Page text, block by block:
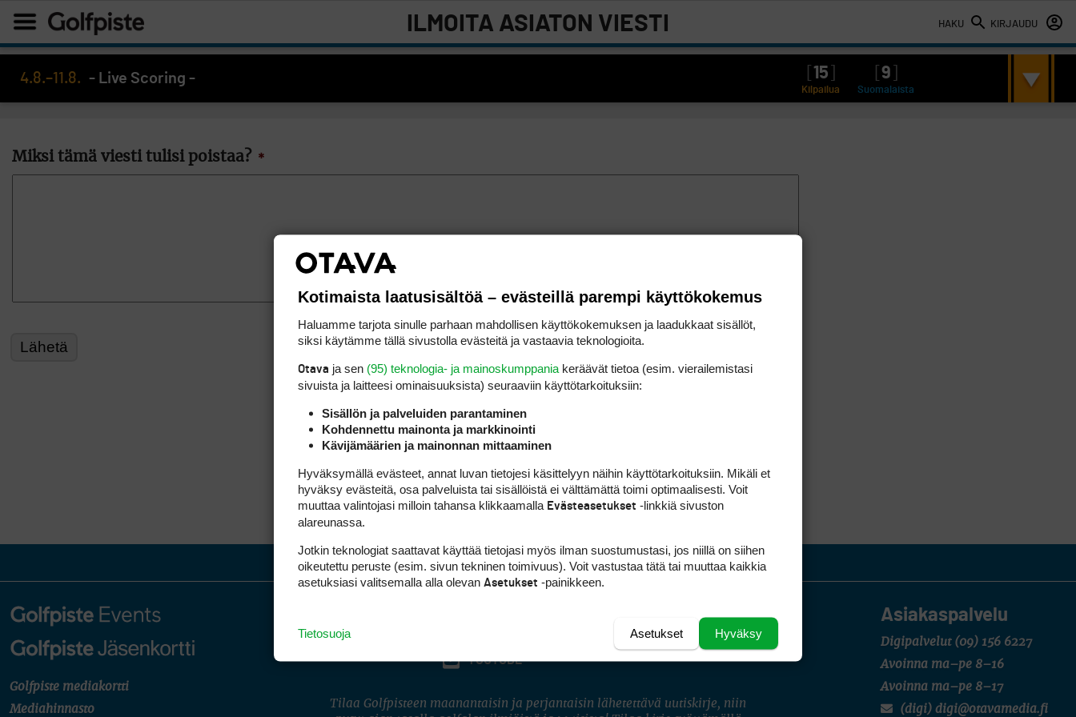
HAKU KIRJAUDU
ILMOITA ASIATON VIESTI
4.8.–11.8. - Live Scoring - 15 9
Kilpailua Suomalaista
Miksi tämä viesti tulisi poistaa? *
Golfpiste mediakortti
Mediahinnasto
Asiakaspalvelu
Digipalvelut (09) 156 6227
Avoinna ma–pe 8–16
Avoinna ma–pe 8–17
(digi) digi@otavamedia.fi
INSTAGRAM
YOUTUBE
Tilaa Golfpisteen maanantaisin ja perjantaisin lähetettävä uutiskirje, niin
Kotimaista laatusisältöä – evästeillä parempi käyttökokemus
Haluamme tarjota sinulle parhaan mahdollisen käyttökokemuksen ja laadukkaat sisällöt,
siksi käytämme tällä sivustolla evästeitä ja vastaavia teknologioita.
Otava ja sen (95) teknologia- ja mainoskumppania keräävät tietoa (esim. vierailemis­tasi
sivuista ja laitteesi ominaisuuk­sista) seuraaviin käyttötarkoituksiin:
Sisällön ja palveluiden parantaminen
Kohdennettu mainonta ja markkinointi
Kävijämäärien ja mainonnan mittaaminen
Hyväksymällä evästeet, annat luvan tietojesi käsittelyyn näihin käyttötarkoituksiin. Mikäli et
hyväksy evästeitä, osa palveluista tai sisällöistä ei välttämättä toimi optimaalisesti. Voit
muuttaa valintojasi milloin tahansa klikkaamalla Evästeasetukset -linkkiä sivuston
alareunassa.
Jotkin teknologiat saattavat käyttää tietojasi myös ilman suostumustasi, jos niillä on siihen
oikeutettu peruste (esim. sivun tekninen toimivuus). Voit vastustaa tätä tai muuttaa kaikkia
asetuksiasi valitsemalla alla olevan Asetukset -painikkeen.
Hyväksy
Asetukset
Tietosuoja